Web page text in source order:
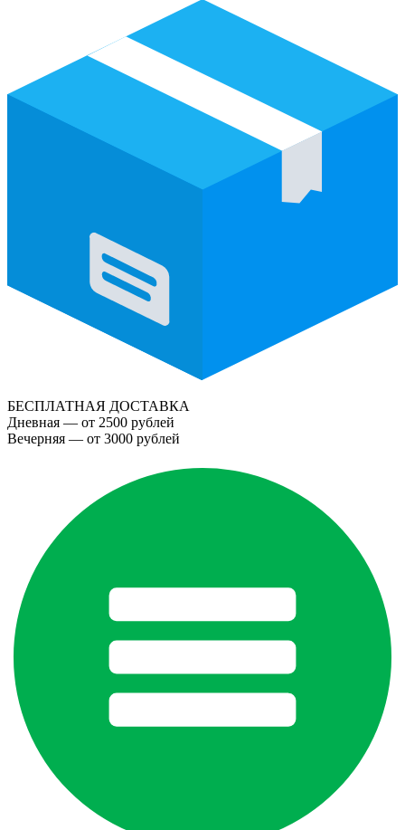
БЕСПЛАТНАЯ ДОСТАВКА
Дневная — от 2500 рублей
Вечерняя — от 3000 рублей